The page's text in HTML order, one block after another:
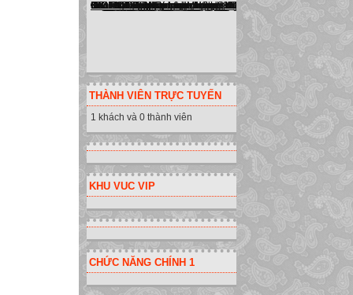
THÀNH VIÊN TRỰC TUYẾN
1 khách và 0 thành viên
KHU VUC VIP
CHỨC NĂNG CHÍNH 1